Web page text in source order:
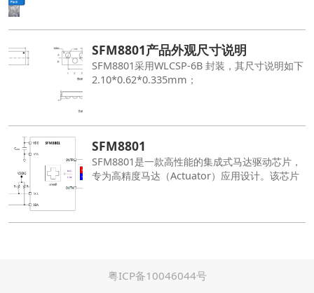
SFM8801产品外观尺寸说明
SFM8801采用WLCSP-6B 封装，其尺寸说明如下
2.10*0.62*0.335mm；
SFM8801
SFM8801是一款高性能的集成式马达驱动芯片，
专为高精度马达（Actuator）应用设计。该芯片
粤ICP备10046044号